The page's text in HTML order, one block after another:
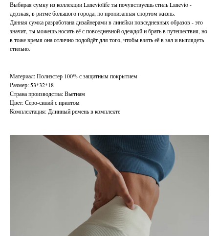
Выбирая сумку из коллекции Laneviolife ты почувствуешь стиль Lanevio -
дерзкая, в ритме большого города, но пронизанная спортом жизнь.
Данная сумка разработана дизайнерами в линейки повседневных образов - это
значит, ты можешь носить её с повседневной одеждой и брать в путешествия, но
в тоже время она отлично подойдёт для того, чтобы взять её в зал и выглядеть
стильно.
Материал: Полиэстер 100% с защитным покрытием
Размер: 53*32*18
Страна производства: Вьетнам
Цвет: Серо-синий с принтом
Комплектация: Длинный ремень в комплекте